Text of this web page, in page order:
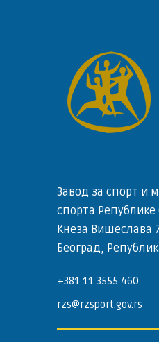
Завод за спорт и
спорта Републике
Кнеза Вишеслава
Београд,
+381 11 3555 460
rzs@rzsport.gov.rs